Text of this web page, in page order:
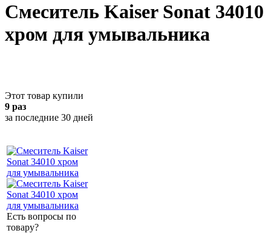
Смеситель Kaiser Sonat 34010
хром для умывальника
Этот товар купили
9 раз
за последние 30 дней
Есть вопросы по
товару?